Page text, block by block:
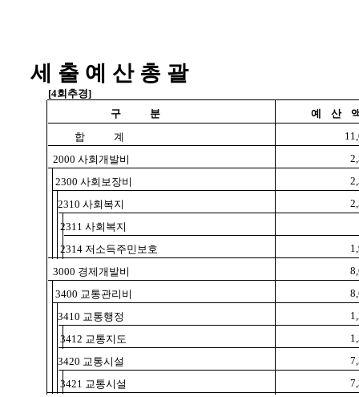
세 출 예 산 총 괄
[4회추경]
구 분
예 산
합 계
2000 사회개발비
2300 사회보장비
2310 사회복지
2311 사회복지
2314 저소득주민보호
3000 경제개발비
3400 교통관리비
3410 교통행정
3412 교통지도
3420 교통시설
3421 교통시설